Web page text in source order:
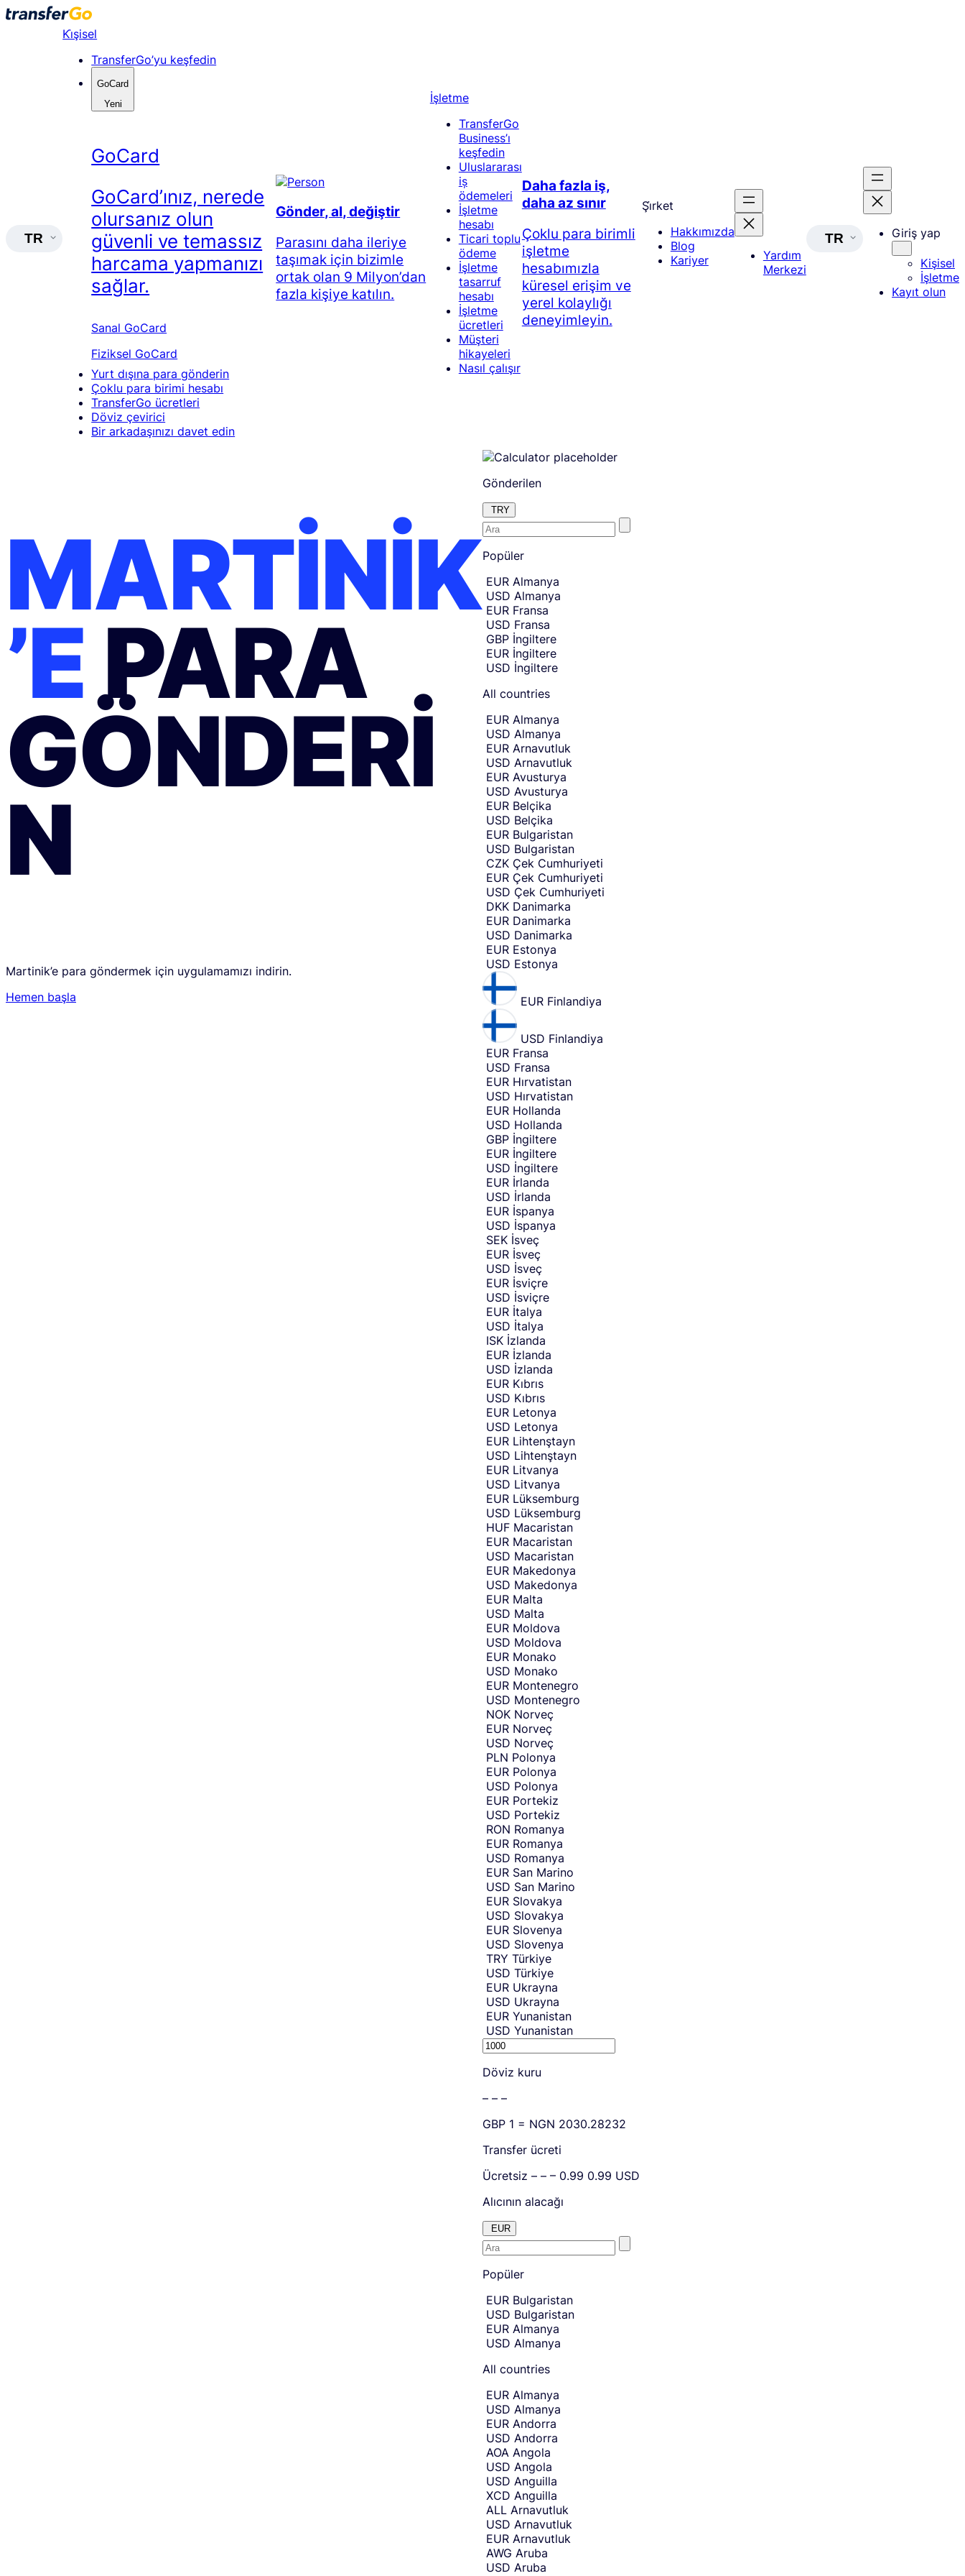
Skip
TR
Ki̇şisel
TransferGo’yu keşfedin
GoCard
Yeni
GoCard
GoCard’ınız, nerede
olursanız olun
güvenli ve temassız
harcama yapmanızı
sağlar.
Sanal GoCard
Fiziksel GoCard
Yurt dışına para gönderin
Çoklu para birimi hesabı
TransferGo ücretleri
Döviz çevirici
Bir arkadaşınızı davet edin
Gönder, al, değiştir
Parasını daha ileriye
taşımak için bizimle
ortak olan 9 Milyon’dan
fazla kişiye katılın.
İşletme
TransferGo
Business’ı
keşfedin
Uluslararası
iș
ödemeleri
İşletme
hesabı
Ticari toplu
ödeme
İşletme
tasarruf
hesabı
İşletme
ücretleri
Müşteri
hikayeleri
Nasıl çalışır
Daha fazla iş,
daha az sınır
Çoklu para birimli
işletme
hesabımızla
küresel erişim ve
yerel kolaylığı
deneyimleyin.
Şi̇rket
Hakkımızda
Blog
Kariyer
Yardım
Merkezi
TR Giriş yap
Kişisel
İşletme
Kayıt olun
MARTINIK
’EPARA
GÖNDERI
N
Martinik’e para göndermek için uygulamamızı indirin.
Hemen başla
Gönderilen
TRY
n
e
h
e
c
o
u
n
y
o
c
u
e
n
c
y
y
o
u
w
a
t
s
e
n
d
m
o
n
e
y
o
m
to
amount
country
and
currency
selection
and
move
to
sending
amount
Popüler
EUR Almanya
USD Almanya
EUR Fransa
USD Fransa
GBP İngiltere
EUR İngiltere
USD İngiltere
All countries
EUR Almanya
USD Almanya
EUR Arnavutluk
USD Arnavutluk
EUR Avusturya
USD Avusturya
EUR Belçika
USD Belçika
EUR Bulgaristan
USD Bulgaristan
CZK Çek Cumhuriyeti
EUR Çek Cumhuriyeti
USD Çek Cumhuriyeti
DKK Danimarka
EUR Danimarka
USD Danimarka
EUR Estonya
USD Estonya
EUR Finlandiya
USD Finlandiya
EUR Fransa
USD Fransa
EUR Hırvatistan
USD Hırvatistan
EUR Hollanda
USD Hollanda
GBP İngiltere
EUR İngiltere
USD İngiltere
EUR İrlanda
USD İrlanda
EUR İspanya
USD İspanya
SEK İsveç
EUR İsveç
USD İsveç
EUR İsviçre
USD İsviçre
EUR İtalya
USD İtalya
ISK İzlanda
EUR İzlanda
USD İzlanda
EUR Kıbrıs
USD Kıbrıs
EUR Letonya
USD Letonya
EUR Lihtenştayn
USD Lihtenştayn
EUR Litvanya
USD Litvanya
EUR Lüksemburg
USD Lüksemburg
HUF Macaristan
EUR Macaristan
USD Macaristan
EUR Makedonya
USD Makedonya
EUR Malta
USD Malta
EUR Moldova
USD Moldova
EUR Monako
USD Monako
EUR Montenegro
USD Montenegro
NOK Norveç
EUR Norveç
USD Norveç
PLN Polonya
EUR Polonya
USD Polonya
EUR Portekiz
USD Portekiz
RON Romanya
EUR Romanya
USD Romanya
EUR San Marino
USD San Marino
EUR Slovakya
USD Slovakya
EUR Slovenya
USD Slovenya
TRY Türkiye
USD Türkiye
EUR Ukrayna
USD Ukrayna
EUR Yunanistan
USD Yunanistan
n
g
o
Döviz kuru
– – –
GBP 1 = NGN 2030.28232
Transfer ücreti
Ücretsiz – – – 0.99 0.99 USD
Alıcının alacağı
EUR
n
e
h
e
c
o
u
n
y
o
c
u
e
to
amount
country
and
currency
selection
and
to
amount
entry.
Popüler
EUR Bulgaristan
USD Bulgaristan
EUR Almanya
USD Almanya
All countries
EUR Almanya
USD Almanya
EUR Andorra
USD Andorra
AOA Angola
USD Angola
USD Anguilla
XCD Anguilla
ALL Arnavutluk
USD Arnavutluk
EUR Arnavutluk
AWG Aruba
USD Aruba